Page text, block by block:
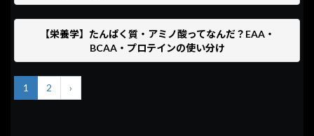
【栄養学】たんぱく質・アミノ酸ってなんだ？EAA・
BCAA・プロテインの使い分け
1 2 ›